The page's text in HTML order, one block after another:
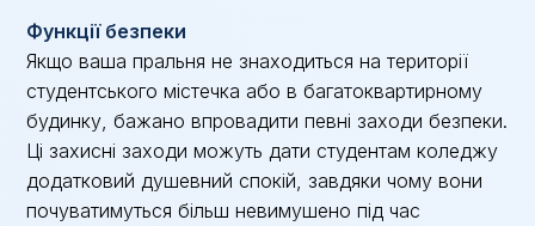
Функції безпеки
Якщо ваша пральня не знаходиться на території
студентського містечка або в багатоквартирному
будинку, бажано впровадити певні заходи безпеки.
Ці захисні заходи можуть дати студентам коледжу
додатковий душевний спокій, завдяки чому вони
почуватимуться більш невимушено під час